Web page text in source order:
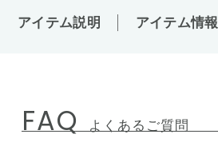
アイテム説明 アイテム情報
FAQ よくあるご質問